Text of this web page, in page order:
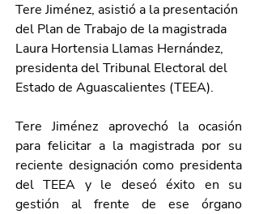
Tere Jiménez, asistió a la presentación
del Plan de Trabajo de la magistrada
Laura Hortensia Llamas Hernández,
presidenta del Tribunal Electoral del
Estado de Aguascalientes (TEEA).
Tere Jiménez aprovechó la ocasión
para felicitar a la magistrada por su
reciente designación como presidenta
del TEEA y le deseó éxito en su
gestión al frente de ese órgano